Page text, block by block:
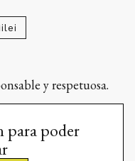
y respetuosa.
para poder